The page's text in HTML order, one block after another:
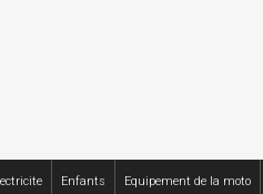
Enfants Equipement de la moto